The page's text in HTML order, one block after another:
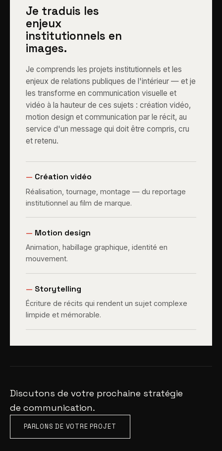
Je traduis les
enjeux
institutionnels en
images.
Je comprends les projets institutionnels et les
enjeux de relations publiques de l'intérieur — et je
les transforme en communication visuelle et
vidéo à la hauteur de ces sujets : création vidéo,
motion design et communication par le récit, au
service d'un message qui doit être compris, cru
et retenu.
— Création vidéo
Réalisation, tournage, montage — du reportage
institutionnel au film de marque.
— Motion design
Animation, habillage graphique, identité en
mouvement.
— Storytelling
Écriture de récits qui rendent un sujet complexe
limpide et mémorable.
Discutons de votre prochaine stratégie
de communication.
PARLONS DE VOTRE PROJET